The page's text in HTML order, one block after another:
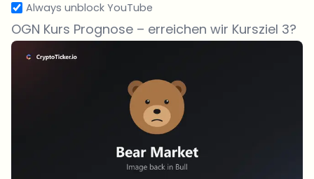
Always unblock YouTube
OGN Kurs Prognose – erreichen wir Kursziel 3?